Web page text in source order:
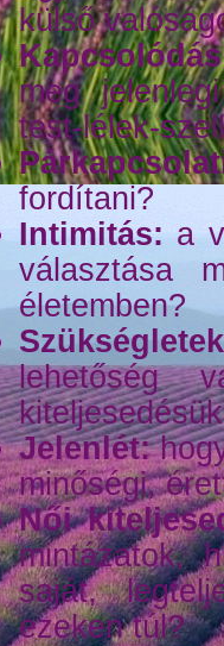
külső
meg
test-lélek-
fordítani?
Intimitás:a
választása
életemben?
lehetőség
Jelenlét:
minőségi,
Női
mintázatok,
saját,
ezeken túl?